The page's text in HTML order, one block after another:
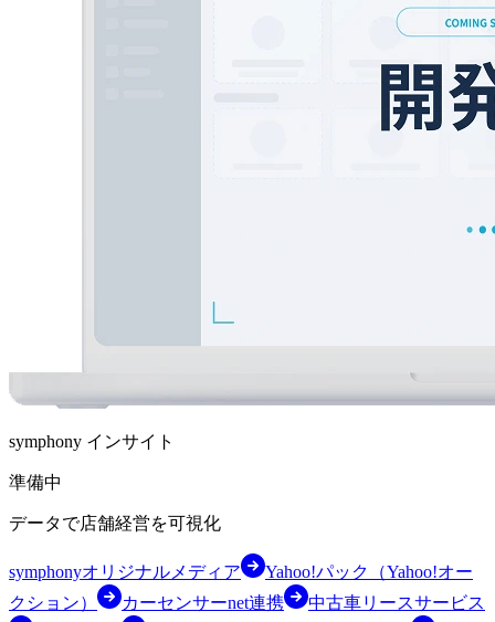
symphony インサイト
準備中
データで店舗経営を可視化
symphonyオリジナルメディア
Yahoo!パック（Yahoo!オー
クション）
カーセンサーnet連携
中古車リースサービス